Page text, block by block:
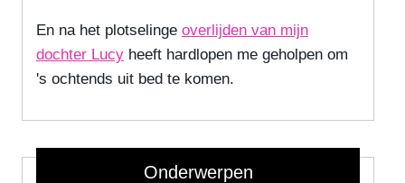
En na het plotselinge overlijden van mijn
dochter Lucy heeft hardlopen me geholpen om
's ochtends uit bed te komen.
Onderwerpen